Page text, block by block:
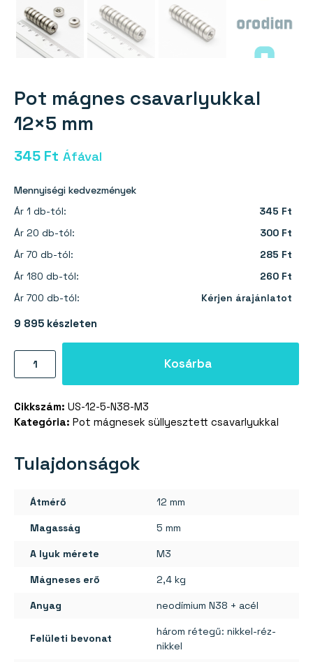
Pot mágnes csavarlyukkal
12×5 mm
345 Ft Áfával
Mennyiségi kedvezmények
Ár 1 db-tól:
345 Ft
Ár 20 db-tól:
300 Ft
Ár 70 db-tól:
285 Ft
Ár 180 db-tól:
260 Ft
Ár 700 db-tól:
Kérjen árajánlatot
9 895 készleten
Pot
mágnes
12×5
mm
Kosárba
Cikkszám: US-12-5-N38-M3
Kategória: Pot mágnesek süllyesztett csavarlyukkal
Tulajdonságok
Átmérő 12 mm
Magasság 5 mm
A lyuk mérete M3
Mágneses erő 2,4 kg
Anyag neodímium N38 + acél
Felületi bevonat
három rétegű: nikkel-réz-
nikkel